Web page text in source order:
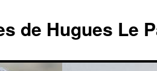
de Hugues Le